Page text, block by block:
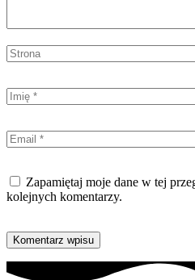
Zapamiętaj moje dane w tej
kolejnych komentarzy.